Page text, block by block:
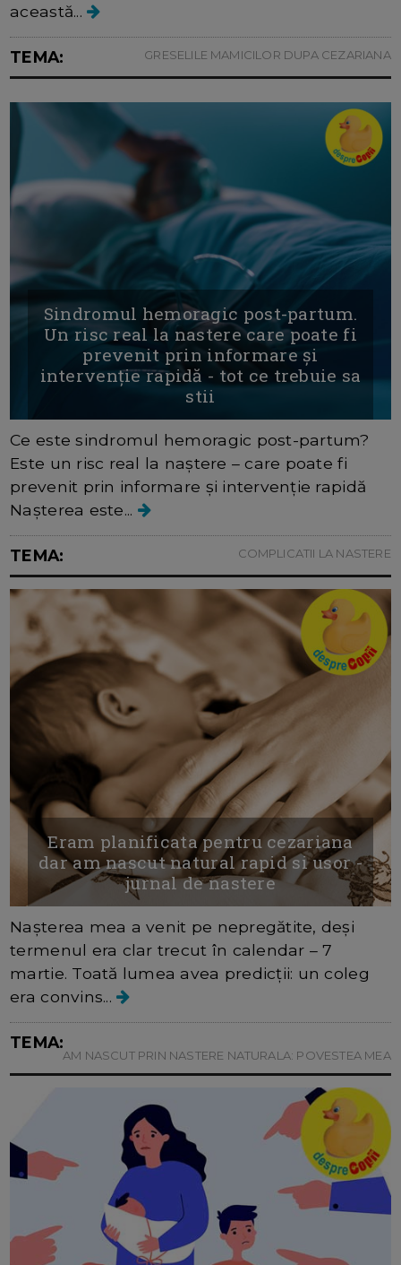
această...
TEMA: GRESELILE MAMICILOR DUPA CEZARIANA
Sindromul hemoragic post-partum.
Un risc real la nastere care poate fi
prevenit prin informare și
intervenție rapidă - tot ce trebuie sa
stii
Ce este sindromul hemoragic post-partum?
Este un risc real la naștere – care poate fi
prevenit prin informare și intervenție rapidă
Nașterea este...
TEMA: COMPLICATII LA NASTERE
Eram planificata pentru cezariana
dar am nascut natural rapid si usor -
jurnal de nastere
Nașterea mea a venit pe nepregătite, deși
termenul era clar trecut în calendar – 7
martie. Toată lumea avea predicții: un coleg
era convins...
TEMA:
AM NASCUT PRIN NASTERE NATURALA: POVESTEA MEA